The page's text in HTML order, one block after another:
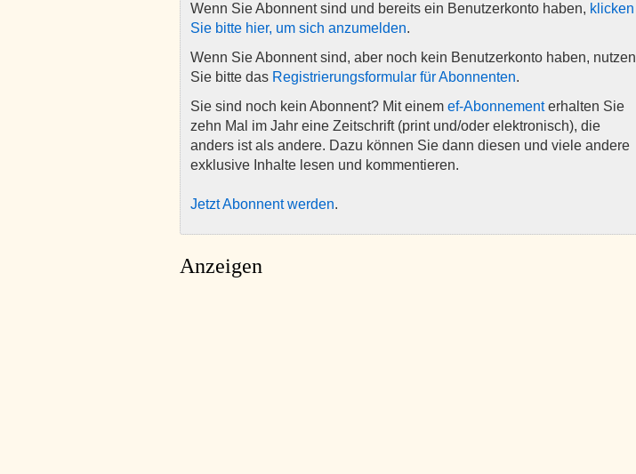
Wenn Sie Abonnent sind und bereits ein Benutzerkonto haben, klicken
Sie bitte hier, um sich anzumelden.
Wenn Sie Abonnent sind, aber noch kein Benutzerkonto haben, nutzen
Sie bitte das Registrierungsformular für Abonnenten.
Sie sind noch kein Abonnent? Mit einem ef-Abonnementerhalten Sie
zehn Mal im Jahr eine Zeitschrift (print und/oder elektronisch), die
anders ist als andere. Dazu können Sie dann diesen und viele andere
exklusive Inhalte lesen und kommentieren.
Jetzt Abonnent werden.
Anzeigen